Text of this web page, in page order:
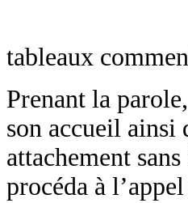
tableaux
Prenant la
son accueil ainsi
attachement
procéda à